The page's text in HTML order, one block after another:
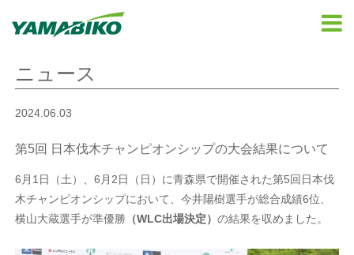
ニュース
2024.06.03
第5回 日本伐木チャンピオンシップの大会結果について
6月1日（土）、6月2日（日）に青森県で開催された第5回日本伐
木チャンピオンシップにおいて、今井陽樹選手が総合成績6位、
横山大蔵選手が準優勝 （WLC出場決定） の結果を収めました。